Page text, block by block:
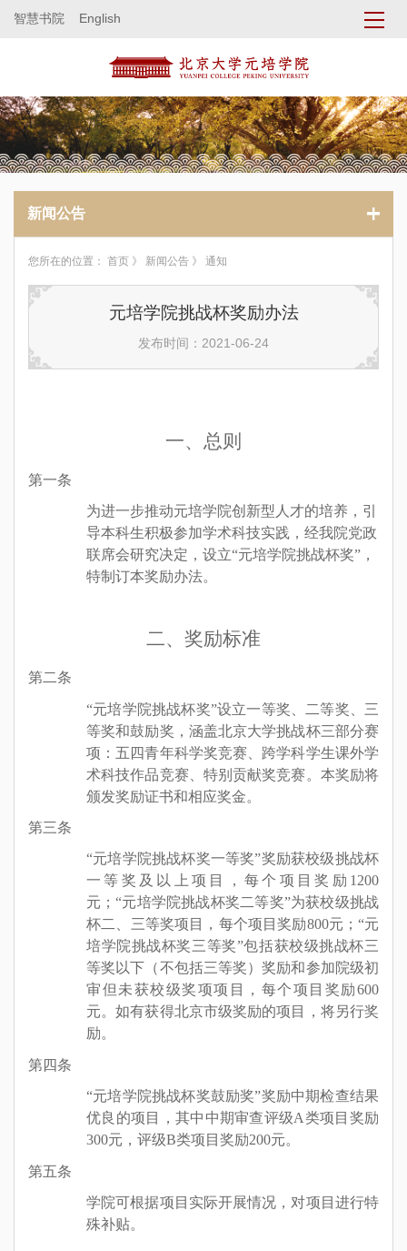
智慧书院 English
新闻公告
您所在的位置： 首页 》 新闻公告 》 通知
元培学院挑战杯奖励办法
发布时间：2021-06-24
一、总则
第一条
为进一步推动元培学院创新型人才的培养，引
导本科生积极参加学术科技实践， 经我院党政
联席会研究决定 ， 设立“元培学院挑战杯奖”，
特制订本奖励办法。
二、奖励标准
第二条
“元培学院挑战杯奖”设立一等奖 、二等奖 、三
等奖和鼓励奖 ， 涵盖北京大学挑战杯三部分赛
项 ： 五四青年科学奖竞赛、跨学科学生课外学
术科技作品竞赛、特别贡献奖竞赛。 本奖励将
颁发奖励证书和相应奖金。
第三条
“元培学院挑战杯奖一等奖”奖励获校级挑战杯
一等奖及以上 项目 ，每个项目奖励 1200
元 ；“元培学院挑战杯奖二等奖”为获校级挑战
杯二、三等奖项目 ，每个项目奖励800元 ；“元
培学院挑战杯奖三等奖”包括获校级挑战杯三
等奖以下（不包括三等奖）奖励和参加院级初
审但未获校级奖项项目 ， 每个项目奖励600
元。如有获得北京市级奖励的项目，将另行奖
励。
第四条
“元培学院挑战杯奖鼓励奖”奖励中期检查结果
优良的项目
，其中 中期审查评级A类项目 奖励
300元，评级B类项目 奖励200元。
第五条
学院可根据项目实际开展情况，对项目进行特
殊补贴。